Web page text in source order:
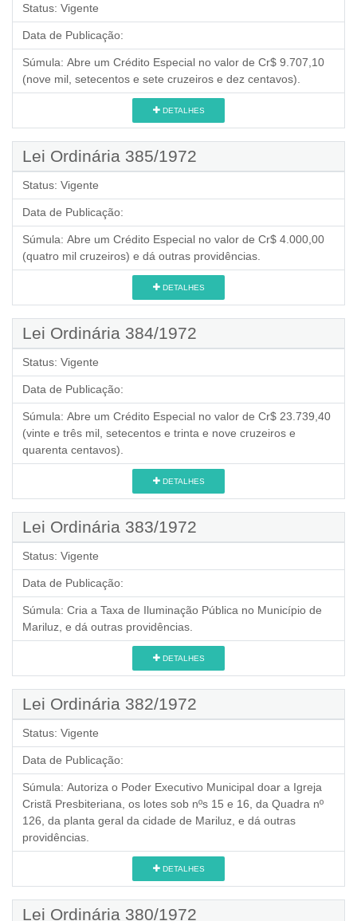
Status: Vigente
Data de Publicação:
Súmula: Abre um Crédito Especial no valor de Cr$ 9.707,10
(nove mil, setecentos e sete cruzeiros e dez centavos).
DETALHES
Lei Ordinária 385/1972
Status: Vigente
Data de Publicação:
Súmula: Abre um Crédito Especial no valor de Cr$ 4.000,00
(quatro mil cruzeiros) e dá outras providências.
DETALHES
Lei Ordinária 384/1972
Status: Vigente
Data de Publicação:
Súmula: Abre um Crédito Especial no valor de Cr$ 23.739,40
(vinte e três mil, setecentos e trinta e nove cruzeiros e
quarenta centavos).
DETALHES
Lei Ordinária 383/1972
Status: Vigente
Data de Publicação:
Súmula: Cria a Taxa de Iluminação Pública no Município de
Mariluz, e dá outras providências.
DETALHES
Lei Ordinária 382/1972
Status: Vigente
Data de Publicação:
Súmula: Autoriza o Poder Executivo Municipal doar a Igreja
Cristã Presbiteriana, os lotes sob nºs 15 e 16, da Quadra nº
126, da planta geral da cidade de Mariluz, e dá outras
providências.
DETALHES
Lei Ordinária 380/1972